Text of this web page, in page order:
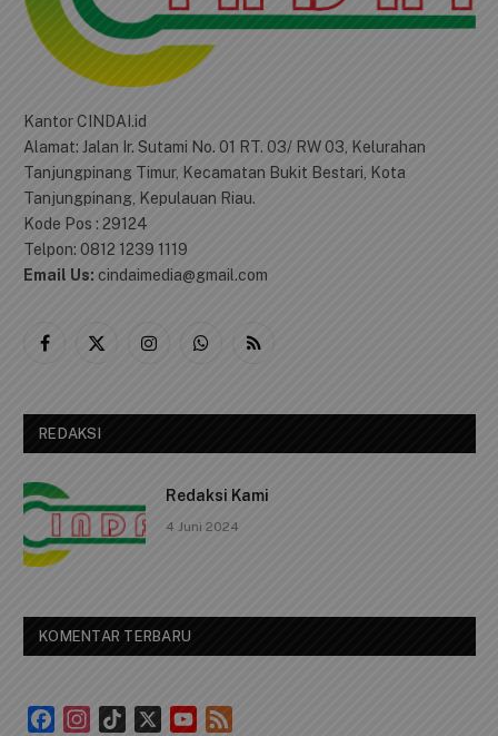
Kantor CINDAI.id
Alamat: Jalan Ir. Sutami No. 01 RT. 03/ RW 03, Kelurahan
Tanjungpinang Timur, Kecamatan Bukit Bestari, Kota
Tanjungpinang, Kepulauan Riau.
Kode Pos : 29124
Telpon: 0812 1239 1119
Email Us: cindaimedia@gmail.com
Facebook
X
InstagramWhatsApp
RSS
REDAKSI
Redaksi Kami
4 Juni 2024
KOMENTAR TERBARU
FacebookInstagram
TikTok
YouTube